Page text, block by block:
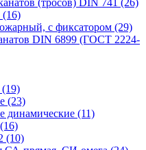
(тросов) DIN 741 (26)
с фиксатором (29)
DIN 6899 (ГОСТ 2224-
(23)
динамические (11)
(10)